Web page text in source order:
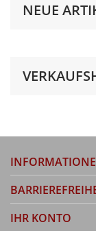
NEUE
IHR KONTO